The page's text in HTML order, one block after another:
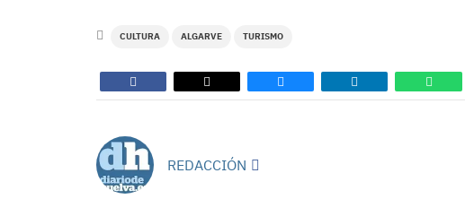
CULTURA ALGARVE TURISMO
REDACCIÓN